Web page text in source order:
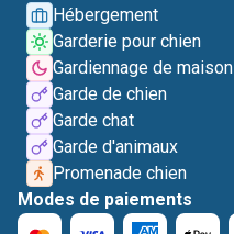
Hébergement
Garderie pour chien
Gardiennage de maison
Garde de chien
Garde chat
Garde d'animaux
Promenade chien
Modes de paiements